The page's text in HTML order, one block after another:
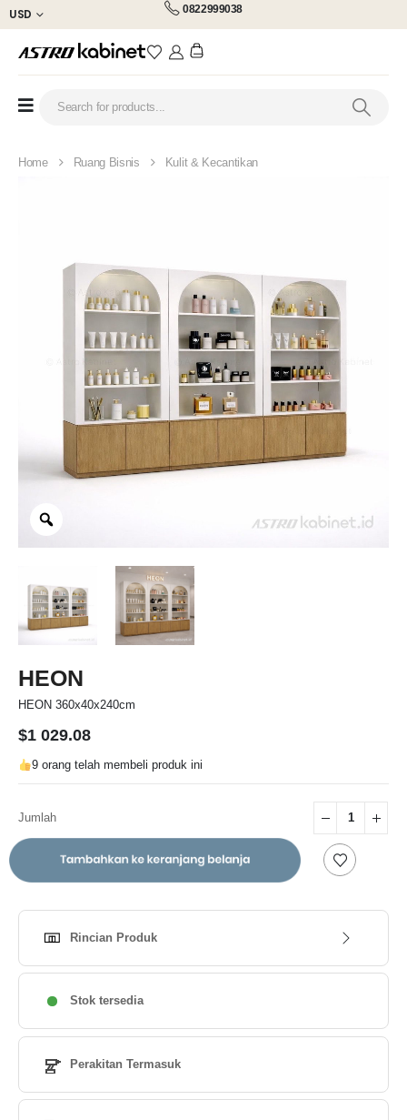
USD 0822999038
Home Ruang Bisnis Kulit & Kecantikan
HEON
HEON 360x40x240cm
$1 029.08
9 orang telah membeli produk ini
Jumlah
Rincian Produk
Stok tersedia
Perakitan Termasuk